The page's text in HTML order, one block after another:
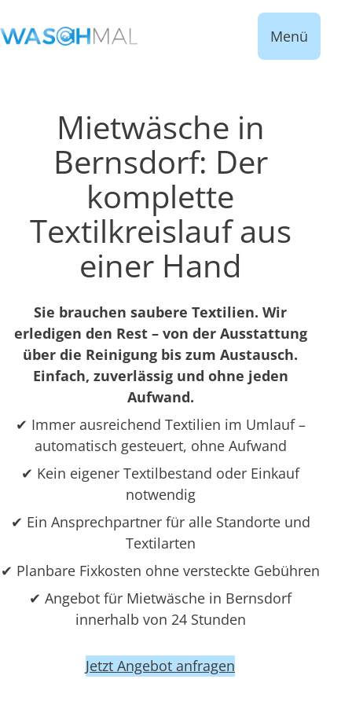
Menü
Mietwäsche in
Bernsdorf: Der
komplette
Textilkreislauf aus
einer Hand
Sie brauchen saubere Textilien. Wir
erledigen den Rest – von der Ausstattung
über die Reinigung bis zum Austausch.
Einfach, zuverlässig und ohne jeden
Aufwand.
✔ Immer ausreichend Textilien im Umlauf –
automatisch gesteuert, ohne Aufwand
✔ Kein eigener Textilbestand oder Einkauf
notwendig
✔ Ein Ansprechpartner für alle Standorte und
Textilarten
✔ Planbare Fixkosten ohne versteckte Gebühren
✔ Angebot für Mietwäsche in Bernsdorf
innerhalb von 24 Stunden
Jetzt Angebot anfragen